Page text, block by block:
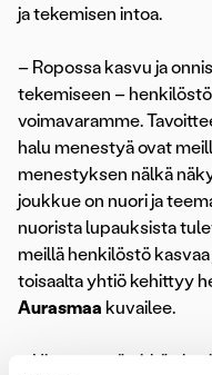
ja tekemisen intoa.
– Ropossa kasvu ja
tekemiseen –
voimavaramme.
halu menestyä ovat
menestyksen nälkä
joukkue on nuori ja
nuorista lupauksista
meillä henkilöstö
toisaalta yhtiö kehittyy
Aurasmaa kuvailee.
– Hienoa, että pitkä